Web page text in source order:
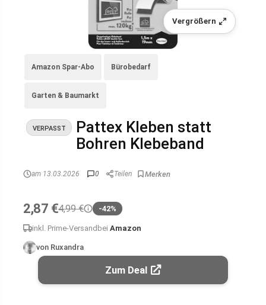
Vergrößern
Amazon Spar-Abo Bürobedarf
Garten & Baumarkt
VERPASST
Pattex Kleben statt
Bohren Klebeband
am 13.03.2026 0 Teilen
2,87 €4,99 € -42%
inkl. Prime-Versand bei Amazon
von Ruxandra
Zum Deal